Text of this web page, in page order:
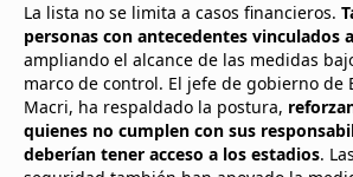
La lista no se limita a casos financieros.
personas con antecedentes vinculados
ampliando el alcance de las medidas
marco de control. El jefe de gobierno de
Macri, ha respaldado la postura,
quienes no cumplen con sus
deberían tener acceso a los estadios.